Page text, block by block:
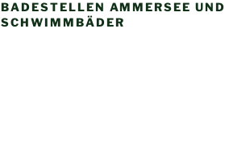
BADESTELLEN AMMERSEE UND
SCHWIMMBÄDER